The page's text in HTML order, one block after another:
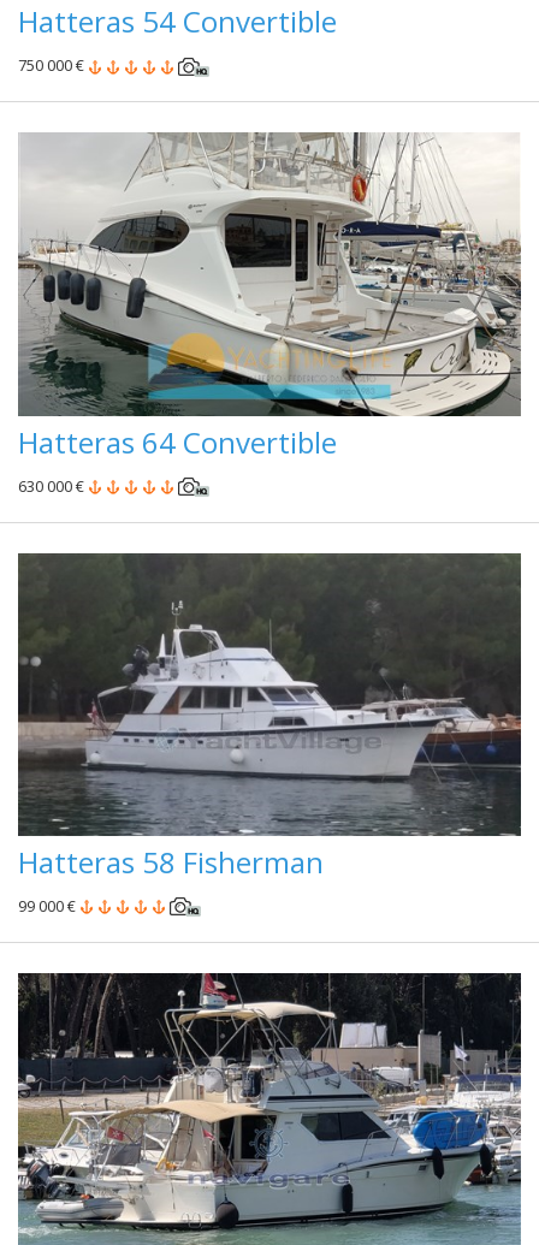
Hatteras 54 Convertible
750 000 €
Hatteras 64 Convertible
630 000 €
Hatteras 58 Fisherman
99 000 €